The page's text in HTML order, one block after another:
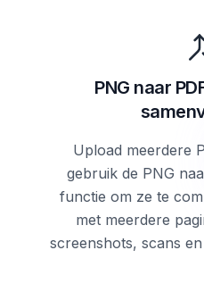
PNG naar
Upload meerdere
gebruik de PNG
functie om ze te
met meerdere
screenshots, scans